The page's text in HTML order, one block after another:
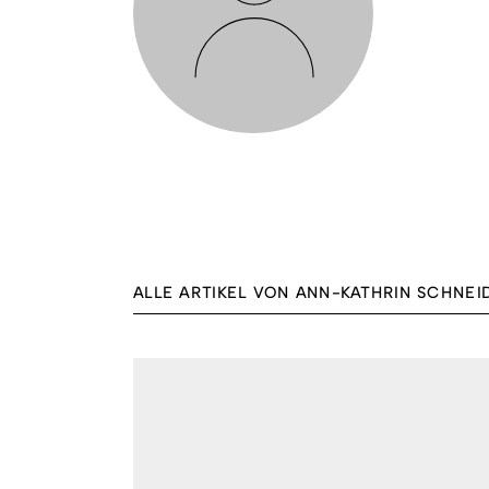
ALLE ARTIKEL VON ANN-KATHRIN